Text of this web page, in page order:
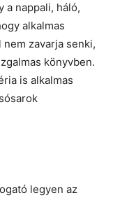
a nappali, háló,
alkalmas
zavarja senki,
könyvben.
is alkalmas
legyen az